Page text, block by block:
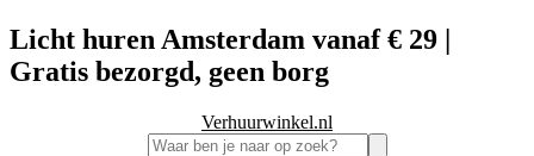
Licht huren Amsterdam vanaf € 29 |
Gratis bezorgd, geen borg
Verhuurwinkel.nl